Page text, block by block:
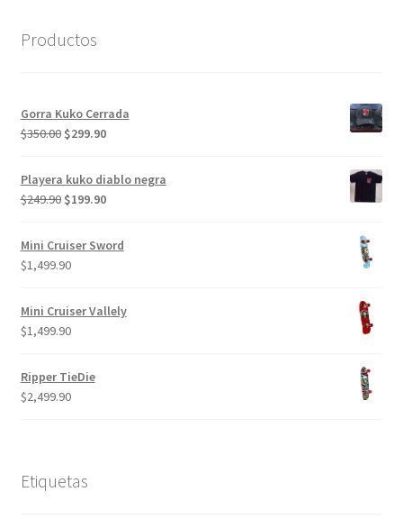
Productos
Gorra Kuko Cerrada
$350.00 El
original
era:
$299.90El
actual
es:
Playera kuko diablo negra
$249.90 El
original
era:
$199.90El
actual
Mini Cruiser Sword
$1,499.90
Mini Cruiser Vallely
$1,499.90
Ripper TieDie
$2,499.90
Etiquetas